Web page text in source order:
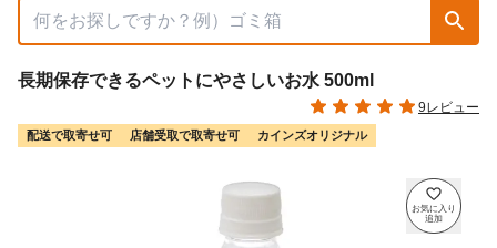
長期保存できるペットにやさしいお水 500ml
9レビュー
配送で取寄せ可 店舗受取で取寄せ可 カインズオリジナル